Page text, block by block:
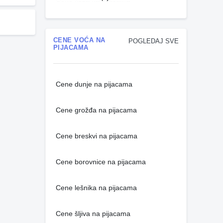
POGLEDAJ SVE
CENE VOĆA NA
PIJACAMA
Cene dunje na pijacama
Cene grožđa na pijacama
Cene breskvi na pijacama
Cene borovnice na pijacama
Cene lešnika na pijacama
Cene šljiva na pijacama